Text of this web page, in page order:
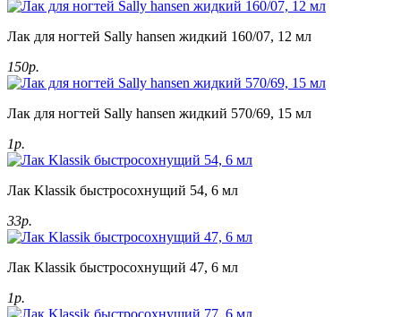
Лак для ногтей Sally hansen жидкий 160/07, 12 мл
150р.
Лак для ногтей Sally hansen жидкий 570/69, 15 мл
1р.
Лак Klassik быстросохнущий 54, 6 мл
33р.
Лак Klassik быстросохнущий 47, 6 мл
1р.